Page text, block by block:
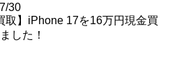
30
取】iPhone 17を16万円現金買
した！